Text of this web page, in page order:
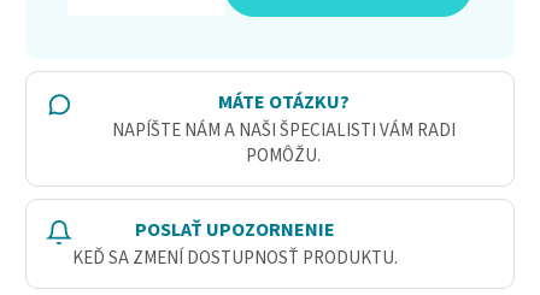
MÁTE OTÁZKU?
NAPÍŠTE NÁM A NAŠI ŠPECIALISTI VÁM RADI
POMÔŽU.
POSLAŤ UPOZORNENIE
KEĎ SA ZMENÍ DOSTUPNOSŤ PRODUKTU.